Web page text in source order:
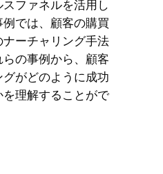
ファネルを活用し
では、顧客の購買
ーチャリング手法
の事例から、顧客
がどのように成功
理解することがで